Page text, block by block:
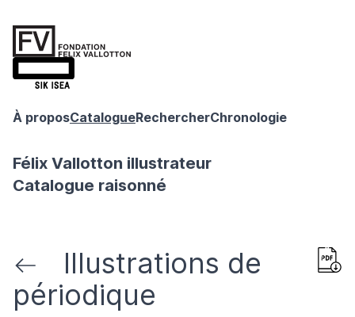
À proposCatalogueRechercherChronologie
Félix Vallotton illustrateur
Catalogue raisonné
Illustrations de
périodique